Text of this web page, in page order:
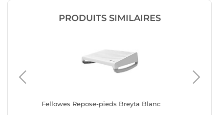
PRODUITS SIMILAIRES
Fellowes Repose-pieds Breyta Blanc